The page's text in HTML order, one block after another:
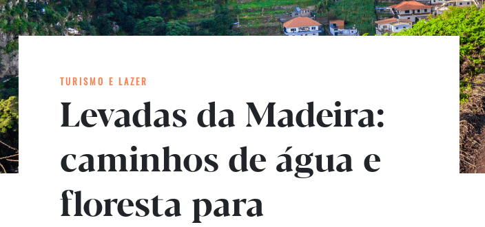
TURISMO E LAZER
Levadas da Madeira:
caminhos de água e
floresta para